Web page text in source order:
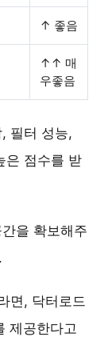
↑ 좋음
↑↑ 매
우좋음
필터 성능,
은 점수를 받
을 확보해주
면, 닥터로드
제공한다고